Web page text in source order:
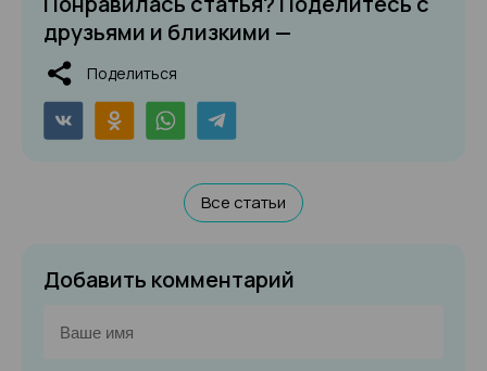
друзьями и близкими —
Поделиться
Все статьи
Добавить комментарий